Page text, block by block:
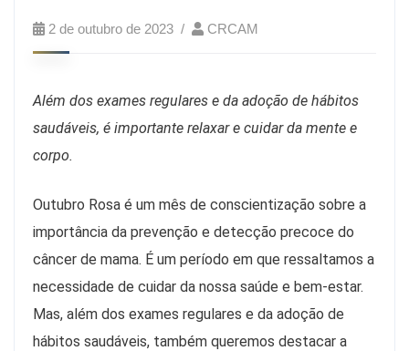
2 de outubro de 2023 CRCAM
Além dos exames regulares e da adoção de hábitos
saudáveis, é importante relaxar e cuidar da mente e
corpo.
Outubro Rosa é um mês de conscientização sobre a
importância da prevenção e detecção precoce do
câncer de mama. É um período em que ressaltamos a
necessidade de cuidar da nossa saúde e bem-estar.
Mas, além dos exames regulares e da adoção de
hábitos saudáveis, também queremos destacar a